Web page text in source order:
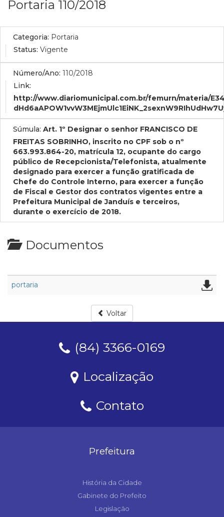
Portaria 110/2018
Categoria: Portaria
Status: Vigente
Número/Ano: 110/2018
Link:
http://www.diariomunicipal.com.br/femurn/materia/
Súmula: Art. 1º Designar o senhor FRANCISCO DE
FREITAS SOBRINHO, inscrito no CPF sob o nº
663.993.864-20, matrícula 12, ocupante do cargo
público de Recepcionista/Telefonista, atualmente
designado para exercer a função gratificada de
Chefe do Controle Interno, para exercer a função
de Fiscal e Gestor dos contratos vigentes entre a
Prefeitura Municipal de Janduís e terceiros,
durante o exercício de 2018.
Documentos
portaria
Voltar
(84) 3366-0169
Localização
Contato
Prefeitura
História da Cidade
Gabinete do Prefeito
Legislação